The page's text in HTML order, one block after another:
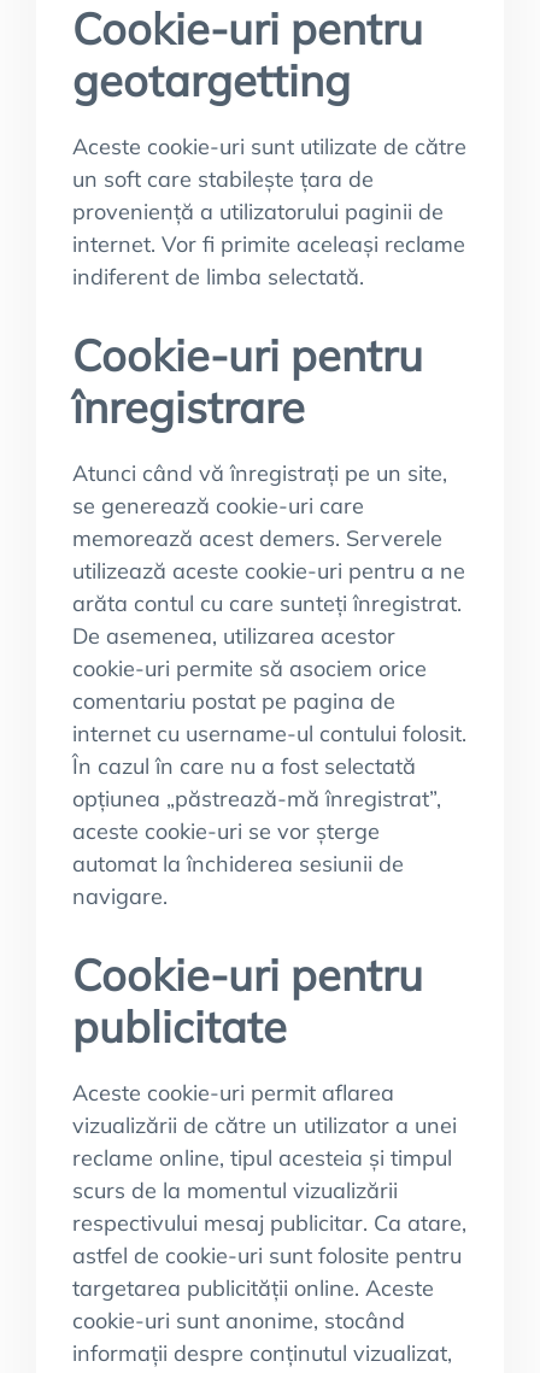
Cookie-uri pentru
geotargetting
Aceste cookie-uri sunt utilizate de către
un soft care stabilește țara de
proveniență a utilizatorului paginii de
internet. Vor fi primite aceleași reclame
indiferent de limba selectată.
Cookie-uri pentru
înregistrare
Atunci când vă înregistrați pe un site,
se generează cookie-uri care
memorează acest demers. Serverele
utilizează aceste cookie-uri pentru a ne
arăta contul cu care sunteți înregistrat.
De asemenea, utilizarea acestor
cookie-uri permite să asociem orice
comentariu postat pe pagina de
internet cu username-ul contului folosit.
În cazul în care nu a fost selectată
opțiunea „păstrează-mă înregistrat”,
aceste cookie-uri se vor șterge
automat la închiderea sesiunii de
navigare.
Cookie-uri pentru
publicitate
Aceste cookie-uri permit aflarea
vizualizării de către un utilizator a unei
reclame online, tipul acesteia și timpul
scurs de la momentul vizualizării
respectivului mesaj publicitar. Ca atare,
astfel de cookie-uri sunt folosite pentru
targetarea publicității online. Aceste
cookie-uri sunt anonime, stocând
informații despre conținutul vizualizat,